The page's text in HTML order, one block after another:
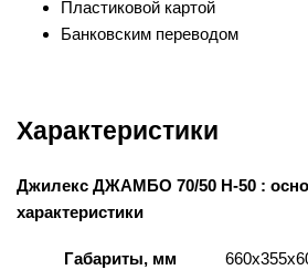
Пластиковой картой
Банковским переводом
Характеристики
Джилекс ДЖАМБО 70/50 Н-50 :
характеристики
Габариты, мм